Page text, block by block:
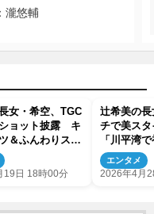
瀧悠輔
女・希空、TGC
ョット披露 キ
＆ふんわりスカ
気ガラリ
19日 18時00分
辻希美の
チで美ス
「川平湾
たんだー」
エンタメ
2026年4月